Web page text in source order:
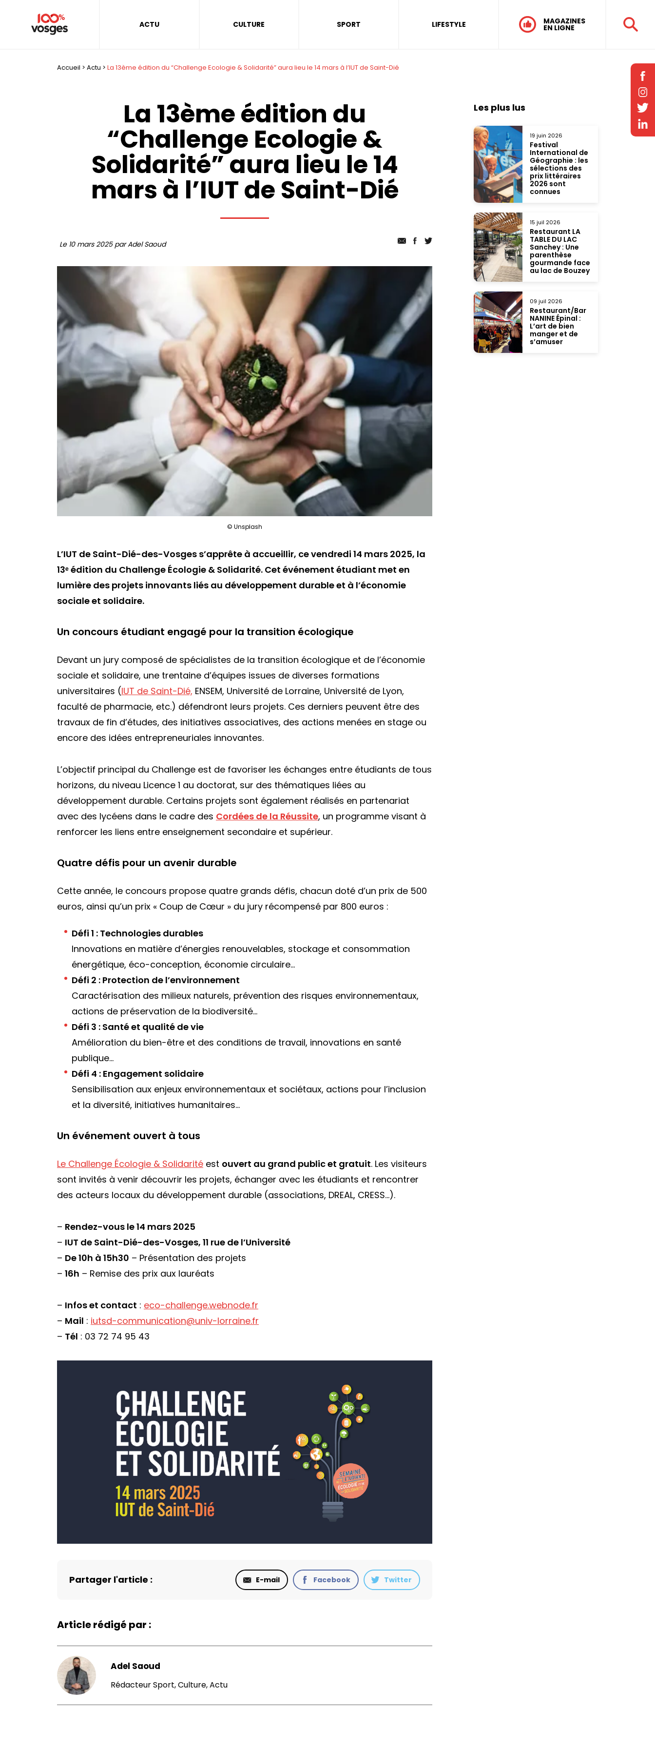
ACTU CULTURE SPORT LIFESTYLE MAGAZINES
EN LIGNE
Accueil > Actu > La 13ème édition du “Challenge Ecologie & Solidarité” aura lieu le 14 mars à l’IUT de Saint-Dié
La 13ème édition du
“Challenge Ecologie &
Solidarité” aura lieu le 14
mars à l’IUT de Saint-Dié
Le 10 mars 2025 par Adel Saoud
© Unsplash
L’IUT de Saint-Dié-des-Vosges s’apprête à accueillir, ce vendredi 14 mars 2025, la
13ᵉ édition du Challenge Écologie & Solidarité. Cet événement étudiant met en
lumière des projets innovants liés au développement durable et à l’économie
sociale et solidaire.
Un concours étudiant engagé pour la transition écologique
Devant un jury composé de spécialistes de la transition écologique et de l’économie
sociale et solidaire, une trentaine d’équipes issues de diverses formations
universitaires (IUT de Saint-Dié, ENSEM, Université de Lorraine, Université de Lyon,
faculté de pharmacie, etc.) défendront leurs projets. Ces derniers peuvent être des
travaux de fin d’études, des initiatives associatives, des actions menées en stage ou
encore des idées entrepreneuriales innovantes.
L’objectif principal du Challenge est de favoriser les échanges entre étudiants de tous
horizons, du niveau Licence 1 au doctorat, sur des thématiques liées au
développement durable. Certains projets sont également réalisés en partenariat
avec des lycéens dans le cadre des Cordées de la Réussite, un programme visant à
renforcer les liens entre enseignement secondaire et supérieur.
Quatre défis pour un avenir durable
Cette année, le concours propose quatre grands défis, chacun doté d’un prix de 500
euros, ainsi qu’un prix « Coup de Cœur » du jury récompensé par 800 euros :
Défi 1 : Technologies durables
Innovations en matière d’énergies renouvelables, stockage et consommation
énergétique, éco-conception, économie circulaire…
Défi 2 : Protection de l’environnement
Caractérisation des milieux naturels, prévention des risques environnementaux,
actions de préservation de la biodiversité…
Défi 3 : Santé et qualité de vie
Amélioration du bien-être et des conditions de travail, innovations en santé
publique…
Défi 4 : Engagement solidaire
Sensibilisation aux enjeux environnementaux et sociétaux, actions pour l’inclusion
et la diversité, initiatives humanitaires…
Un événement ouvert à tous
Le Challenge Écologie & Solidarité est ouvert au grand public et gratuit. Les visiteurs
sont invités à venir découvrir les projets, échanger avec les étudiants et rencontrer
des acteurs locaux du développement durable (associations, DREAL, CRESS…).
– Rendez-vous le 14 mars 2025
– IUT de Saint-Dié-des-Vosges, 11 rue de l’Université
– De 10h à 15h30 – Présentation des projets
– 16h – Remise des prix aux lauréats
– Infos et contact : eco-challenge.webnode.fr
– Mail : iutsd-communication@univ-lorraine.fr
– Tél : 03 72 74 95 43
Partager l'article : E-mail Facebook Twitter
Article rédigé par :
Adel Saoud
Rédacteur Sport, Culture, Actu
Les plus lus
19 juin 2026
Festival
International de
Géographie : les
sélections des
prix littéraires
2026 sont
connues
15 juil 2026
Restaurant LA
TABLE DU LAC
Sanchey : Une
parenthèse
gourmande face
au lac de Bouzey
09 juil 2026
Restaurant/Bar
NANINE Épinal :
L’art de bien
manger et de
s’amuser